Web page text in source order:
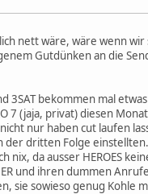
nett wäre, wäre wenn wir
Gutdünken an die
3SAT bekommen mal
7 (jaja, privat) diesen
nur haben cut laufen
der dritten Folge
nix, da ausser HEROES
und ihren dummen
sie sowieso genug Kohle